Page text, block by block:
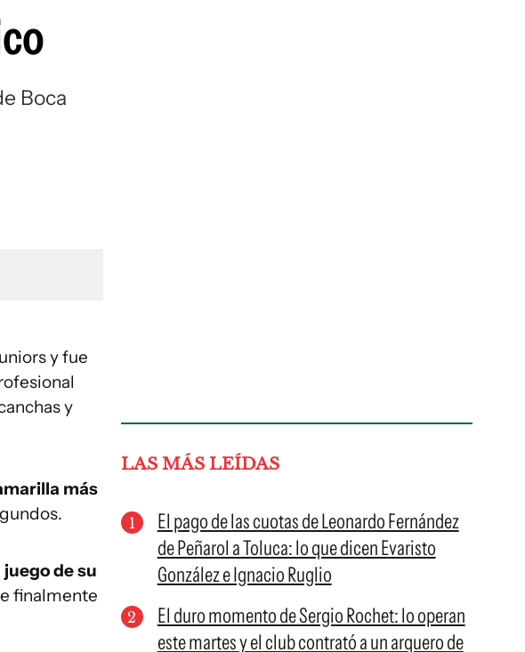
Boca
y fue
y
más
de su
finalmente
LAS MÁS LEÍDAS
El pago de las cuotas de Leonardo Fernández
de Peñarol a Toluca: lo que dicen Evaristo
González e Ignacio Ruglio
El duro momento de Sergio Rochet: lo operan
este martes y el club contrató a un arquero de